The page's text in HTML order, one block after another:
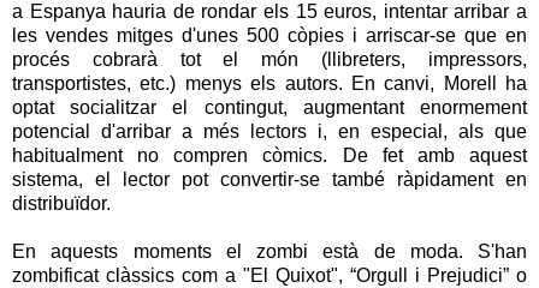
a Espanya hauria de rondar els 15 euros, intentar arribar a
les vendes mitges d'unes 500 còpies i arriscar-se que en
procés cobrarà tot el món (llibreters, impressors,
transportistes, etc.) menys els autors. En canvi,
Morell
ha
optat socialitzar el contingut, augmentant enormement
potencial d'arribar a més lectors i, en especial, als que
habitualment no compren còmics. De fet amb aquest
sistema, el lector pot convertir-se també ràpidament en
distribuïdor.
En aquests moments el zombi està de moda. S'han
zombificatclàssics com a "El Quixot", “Orgull i Prejudici” o